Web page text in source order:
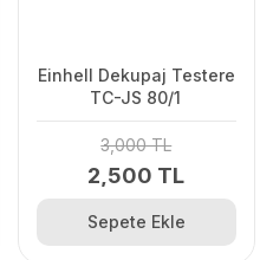
Einhell Dekupaj Testere
TC-JS 80/1
3,000 TL
2,500 TL
Sepete Ekle